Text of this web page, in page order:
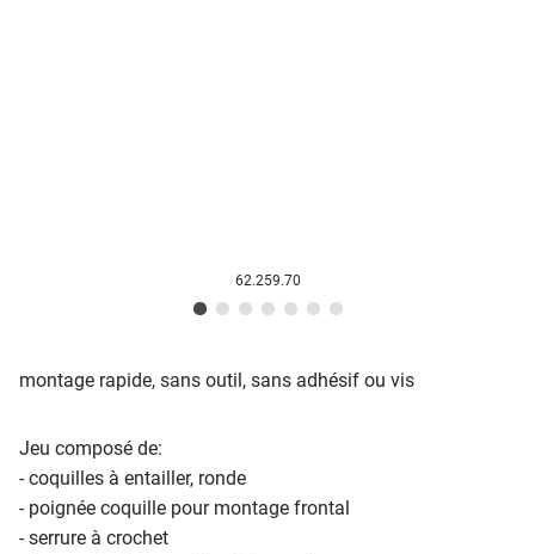
62.259.70
montage rapide, sans outil, sans adhésif ou vis
Jeu composé de:
- coquilles à entailler, ronde
- poignée coquille pour montage frontal
- serrure à crochet